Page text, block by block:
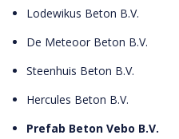
Lodewikus Beton B.V.
De Meteoor Beton B.V.
Steenhuis Beton B.V.
Hercules Beton B.V.
Prefab Beton Vebo B.V.